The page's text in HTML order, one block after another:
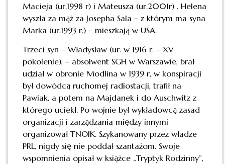
Macieja (ur.1998 r) i Mateusza (ur.2001r) . Helena
wyszła za mąż za Josepha Sala – z którym ma syna
Marka (ur.1993 r.) – mieszkają w USA.
Trzeci syn – Władysław (ur. w 1916 r. – XV
pokolenie), – absolwent SGH w Warszawie, brał
udział w obronie Modlina w 1939 r, w konspiracji
był dowódcą ruchomej radiostacji, trafił na
Pawiak, a potem na Majdanek i do Auschwitz z
którego uciekł. Po wojnie był wykładowcą zasad
organizacji i zarządzania między innymi
organizował TNOIK. Szykanowany przez władze
PRL, nigdy się nie poddał szantażom. Swoje
wspomnienia opisał w książce „Tryptyk Rodzinny”,